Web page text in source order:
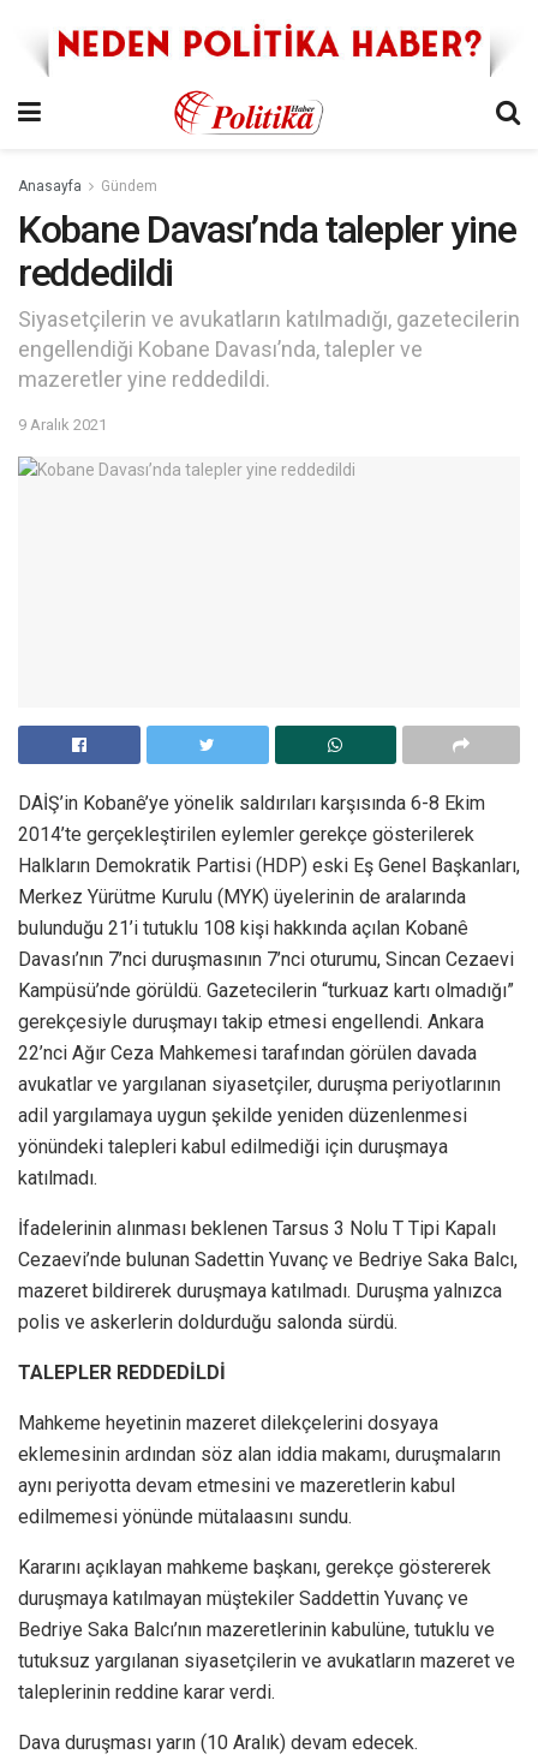
Anasayfa Gündem
Kobane Davası’nda talepler yine
reddedildi
Siyasetçilerin ve avukatların katılmadığı, gazetecilerin
engellendiği Kobane Davası’nda, talepler ve
mazeretler yine reddedildi.
9 Aralık 2021
DAİŞ’in Kobanê’ye yönelik saldırıları karşısında 6-8 Ekim
2014’te gerçekleştirilen eylemler gerekçe gösterilerek
Halkların Demokratik Partisi (HDP) eski Eş Genel Başkanları,
Merkez Yürütme Kurulu (MYK) üyelerinin de aralarında
bulunduğu 21’i tutuklu 108 kişi hakkında açılan Kobanê
Davası’nın 7’nci duruşmasının 7’nci oturumu, Sincan Cezaevi
Kampüsü’nde görüldü. Gazetecilerin “turkuaz kartı olmadığı”
gerekçesiyle duruşmayı takip etmesi engellendi. Ankara
22’nci Ağır Ceza Mahkemesi tarafından görülen davada
avukatlar ve yargılanan siyasetçiler, duruşma periyotlarının
adil yargılamaya uygun şekilde yeniden düzenlenmesi
yönündeki talepleri kabul edilmediği için duruşmaya
katılmadı.
İfadelerinin alınması beklenen Tarsus 3 Nolu T Tipi Kapalı
Cezaevi’nde bulunan Sadettin Yuvanç ve Bedriye Saka Balcı,
mazeret bildirerek duruşmaya katılmadı. Duruşma yalnızca
polis ve askerlerin doldurduğu salonda sürdü.
TALEPLER REDDEDİLDİ
Mahkeme heyetinin mazeret dilekçelerini dosyaya
eklemesinin ardından söz alan iddia makamı, duruşmaların
aynı periyotta devam etmesini ve mazeretlerin kabul
edilmemesi yönünde mütalaasını sundu.
Kararını açıklayan mahkeme başkanı, gerekçe göstererek
duruşmaya katılmayan müştekiler Saddettin Yuvanç ve
Bedriye Saka Balcı’nın mazeretlerinin kabulüne, tutuklu ve
tutuksuz yargılanan siyasetçilerin ve avukatların mazeret ve
taleplerinin reddine karar verdi.
Dava duruşması yarın (10 Aralık) devam edecek.